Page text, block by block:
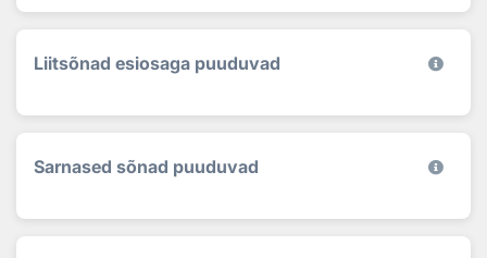
Liitsõnad esiosaga puuduvad
Sarnased sõnad puuduvad